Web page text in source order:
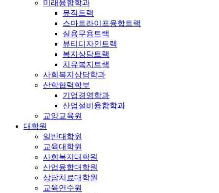
미래융합학과
뮤직트랙
스마트라이프융합트랙
실용무용트랙
뷰티디자인트랙
복지상담트랙
치유복지트랙
사회복지상담학과
산학협력학부
기업경영학과
산업설비융합학과
교양교육원
대학원
일반대학원
교육대학원
사회복지대학원
산업융합대학원
상담치료대학원
교육연수원